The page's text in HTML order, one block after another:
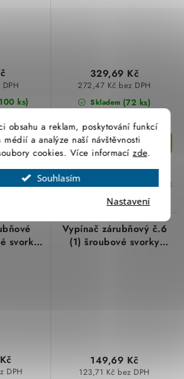
obsahu a reklam, poskytování funkcí
médií a analýze naší návštěvnosti
cookies. Více informacízde.
Souhlasím
Nastavení
ks)
zátku
Skladem (72 ks)
272,47 Kč bez DPH
329,69 Kč
​Spínač trojpólový páčkový
nástěnný se svorkami N a PE
v černé barvě od výrobce ABB
svorky
DPH
Vypínač zárubňový č.6
(1) šroubové svorky
123,71 Kč bez DPH
149,69 Kč